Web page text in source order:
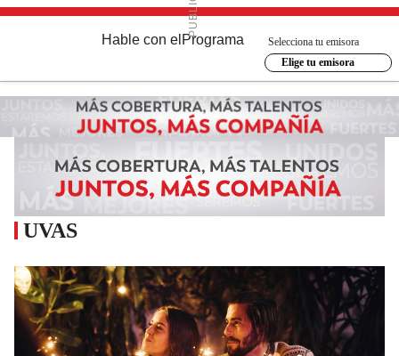
Hable con el Programa
Selecciona tu emisora
Elige tu emisora
UVAS